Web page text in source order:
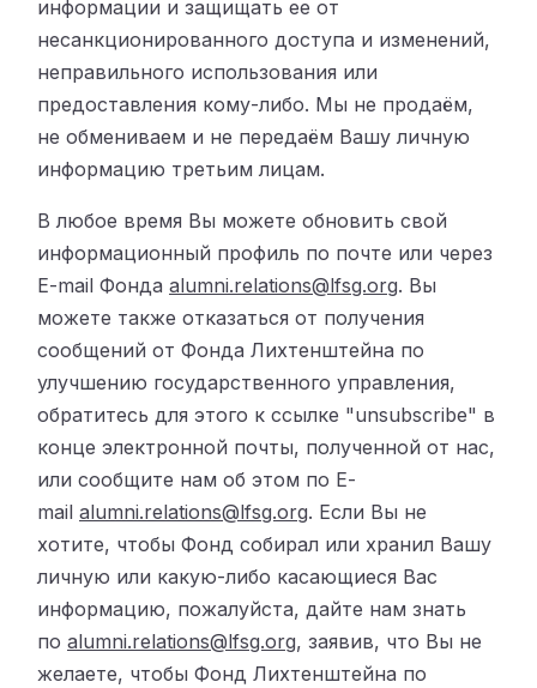
информации и защищать ее от
несанкционированного доступа и изменений,
неправильного использования или
предоставления кому-либо. Мы не продаём,
не обмениваем и не передаём Вашу личную
информацию третьим лицам.
В любое время Вы можете обновить свой
информационный профиль по почте или через
E-mail Фонда alumni.relations@lfsg.org. Вы
можете также отказаться от получения
сообщений от Фонда Лихтенштейна по
улучшению государственного управления,
обратитесь для этого к ссылке "unsubscribe" в
конце электронной почты, полученной от нас,
или сообщите нам об этом по Е-
mail alumni.relations@lfsg.org. Если Вы не
хотите, чтобы Фонд собирал или хранил Вашу
личную или какую-либо касающиеся Вас
информацию, пожалуйста, дайте нам знать
по alumni.relations@lfsg.org, заявив, что Вы не
желаете, чтобы Фонд Лихтенштейна по